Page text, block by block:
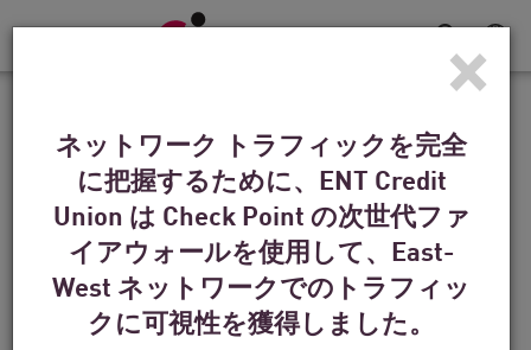
×
ネットワーク トラフィックを完全
に把握するために、ENT Credit
Union は Check Point の次世代ファ
イアウォールを使用して、East-
West ネットワークでのトラフィッ
クに可視性を獲得しました。
デンバー・ブロンコスに
とって、ディフェンスは
勝利の戦略だ
「テクノロジーは何よりも重要ですが、人もま